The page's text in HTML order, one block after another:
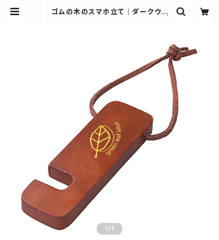
ゴムの木のスマホ立て｜ダークウッ
1 /1